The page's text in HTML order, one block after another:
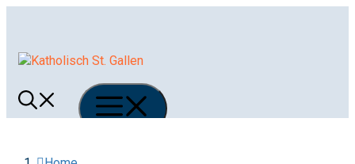
Menü